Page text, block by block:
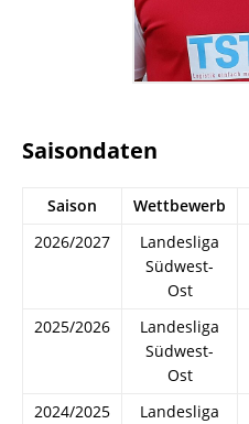
Saisondaten
Saison Wettbewerb
2026/2027
Landesliga
Südwest-
Ost
2025/2026
Landesliga
Südwest-
Ost
2024/2025
Landesliga